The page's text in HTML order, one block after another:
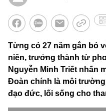
Từng có 27 năm gắn bó
niên, trưởng thành từ
Nguyễn Minh Triết nhấn
Đoàn chính là môi
đạo đức, lối sống cho